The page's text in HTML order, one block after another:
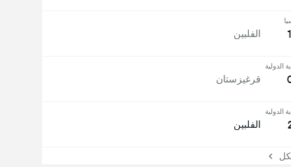
الفلبين
الدولية
قرغيزستان
الدولية
الفلبين